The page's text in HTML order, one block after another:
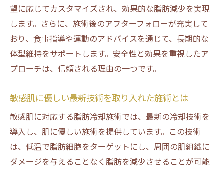
望に応じてカスタマイズされ、効果的な脂肪減少を実現
します。さらに、施術後のアフターフォローが充実して
おり、食事指導や運動のアドバイスを通じて、長期的な
体型維持をサポートします。安全性と効果を重視したア
プローチは、信頼される理由の一つです。
敏感肌に優しい最新技術を取り入れた施術とは
敏感肌に対応する脂肪冷却施術では、最新の冷却技術を
導入し、肌に優しい施術を提供しています。この技術
は、低温で脂肪細胞をターゲットにし、周囲の肌組織に
ダメージを与えることなく脂肪を減少させることが可能